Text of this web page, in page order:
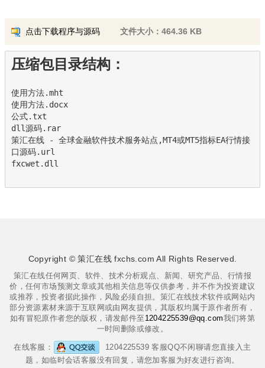
点击下载程序与源码 文件大小：464.36 KB
压缩包目录结构：
使用方法.mht
使用方法.docx
公式.txt
dll源码.rar
策汇在线 - 全球金融软件技术服务站点,MT4或MT5指标EA行情接
口源码.url
fxcwet.dll
Copyright © 策汇在线 fxchs.com All Rights Reserved.
策汇在线任何网页、软件、技术分析观点、新闻、研究产品、行情报
价，任何市场预测文章或其他相关信息等仅供参考，并不作为投资建议
或推荐，投资者据此操作，风险必须自担。策汇在线技术软件或网站内
部分资源素材来源于互联网或由网友提供，其版权均属于原作者所有，
如有冒犯原作者您的版权，请发邮件至 1204225539@qq.com我们将第
一时间删除或修改。
在线客服：
1204225539 客服QQ不闲聊请您直接入主
题，如临时会话客服没有回复，请您加客服为好友进行咨询。